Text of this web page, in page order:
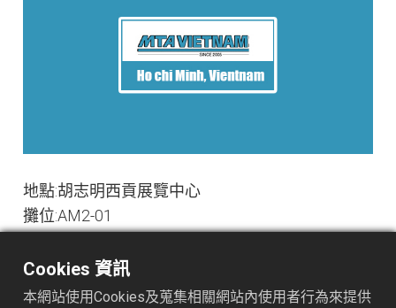
地點:胡志明西貢展覽中心
攤位:AM2-01
網站連結
Cookies 資訊
本網站使用Cookies及蒐集相關網站內使用者行為來提供